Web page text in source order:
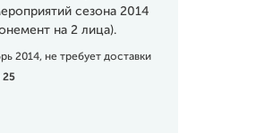
сезона 2014
на 2 лица).
2014, не требует доставки
25